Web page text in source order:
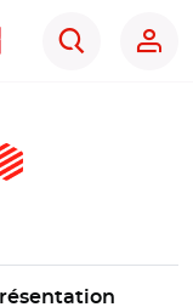
Rechercher